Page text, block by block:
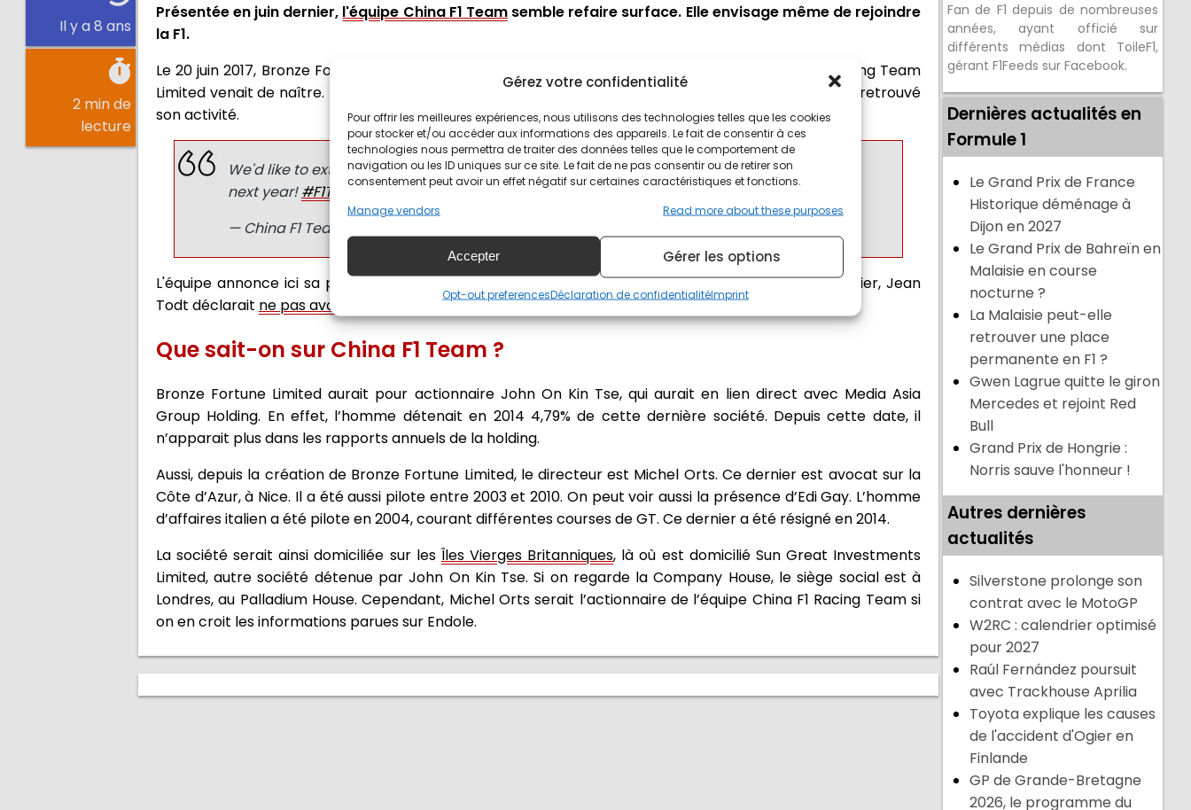
Gérez votre confidentialité
Pour offrir les meilleures expériences, nous utilisons des technologies telles que les cookies
pour stocker et/ou accéder aux informations des appareils. Le fait de consentir à ces
technologies nous permettra de traiter des données telles que le comportement de
navigation ou les ID uniques sur ce site. Le fait de ne pas consentir ou de retirer son
consentement peut avoir un effet négatif sur certaines caractéristiques et fonctions.
Manage vendors
Read more about these purposes
Accepter Gérer les options
Opt-out preferencesDéclaration de confidentialitéImprint
Il y a 8 ans
2 min de
lecture
Présentée en juin dernier, l'équipe China F1 Teamsemble refaire surface. Elle envisage même de rejoindre
la F1.
Le 20 juin 2017, Bronze Fortune Limited change de nom auprès des autorités anglaises. China F1 Racing Team
Limited venait de naître. Depuis le 27 juin 2017, silence radio. Huit mois plus tard, le compte Twitter a retrouvé
son activité.
We'd like to extend our coolest greetings to@KarlSnowmanF1- see you at#WinterTesting
next year!#F1Testing
— China F1 Team (@ChinaF1Team)
L'équipe annonce ici sa présence la saison prochaine sur la grille. Rappelons qu'en novembre dernier, Jean
Todt déclarait ne pas avoir reçu de demandespour une nouvelle équipe.
Que sait-on sur China F1 Team ?
Bronze Fortune Limited aurait pour actionnaire John On Kin Tse, qui aurait en lien direct avec Media Asia
Group Holding. En effet, l’homme détenait en 2014 4,79% de cette dernière société. Depuis cette date, il
n’apparait plus dans les rapports annuels de la holding.
Aussi, depuis la création de Bronze Fortune Limited, le directeur est Michel Orts. Ce dernier est avocat sur la
Côte d’Azur, à Nice. Il a été aussi pilote entre 2003 et 2010. On peut voir aussi la présence d’Edi Gay. L’homme
d’affaires italien a été pilote en 2004, courant différentes courses de GT. Ce dernier a été résigné en 2014.
La société serait ainsi domiciliée sur les Îles Vierges Britanniques, là où est domicilié Sun Great Investments
Limited, autre société détenue par John On Kin Tse. Si on regarde la Company House, le siège social est à
Londres, au Palladium House. Cependant, Michel Orts serait l’actionnaire de l’équipe China F1 Racing Team si
on en croit les informations parues sur Endole.
Fan de F1 depuis de nombreuses
années, ayant officié sur
différents médias dont ToileF1,
gérant F1Feeds sur Facebook.
Dernières actualités en
Formule 1
Le Grand Prix de France
Historique déménage à
Dijon en 2027
Le Grand Prix de Bahreïn en
Malaisie en course
nocturne ?
La Malaisie peut-elle
retrouver une place
permanente en F1 ?
Gwen Lagrue quitte le giron
Mercedes et rejoint Red
Bull
Grand Prix de Hongrie :
Norris sauve l'honneur !
Autres dernières
actualités
Silverstone prolonge son
contrat avec le MotoGP
W2RC : calendrier optimisé
pour 2027
Raúl Fernández poursuit
avec Trackhouse Aprilia
Toyota explique les causes
de l'accident d'Ogier en
Finlande
GP de Grande-Bretagne
2026, le programme du